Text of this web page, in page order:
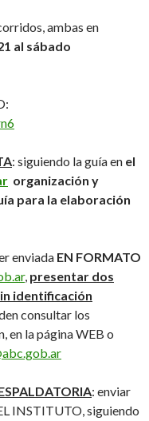
ambas en
al sábado
: siguiendo la guía en el
organización y
para la elaboración
enviada EN FORMATO
, presentar dos
identificación
consultar los
en la página WEB o
: enviar
INSTITUTO, siguiendo